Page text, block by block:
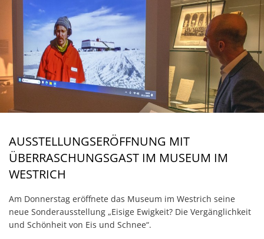
AUSSTELLUNGSERÖFFNUNG MIT
ÜBERRASCHUNGSGAST IM MUSEUM IM
WESTRICH
Am Donnerstag eröffnete das Museum im Westrich seine
neue Sonderausstellung „Eisige Ewigkeit? Die Vergänglichkeit
und Schönheit von Eis und Schnee“.